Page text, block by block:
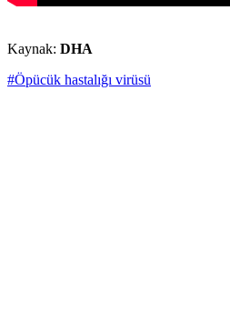
Kaynak: DHA
#Öpücük hastalığı virüsü